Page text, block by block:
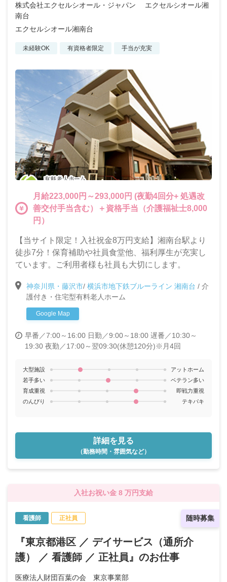
株式会社エクセルシオール・ジャパン エクセルシオール湘
南台
エクセルシオール湘南台
未経験OK 有資格者限定 手当が充実
月給223,000円～293,000円 (夜勤4回分+ 処遇改
善交付手当含む）＋資格手当（介護福祉士8,000
円）
【当サイト限定！入社祝金8万円支給】湘南台駅より
徒歩7分！保育補助や社員食堂他、福利厚生が充実し
ています。ご利用者様も社員も大切にします。
神奈川県・藤沢市/ 横浜市地下鉄ブルーライン 湘南台 / 介
護付き・住宅型有料老人ホーム
Google Map
早番／7:00～16:00 日勤／9:00～18:00 遅番／10:30～
19:30 夜勤／17:00～翌09:30(休憩120分)※月4回
大型施設
アットホーム
若手多い
ベテラン多い
育成重視
即戦力重視
のんびり
テキパキ
詳細を見る
（勤務時間・雰囲気など）
入社お祝い金 8 万円支給
随時募集
看護師 正社員
『東京都港区 ／ デイサービス（通所介
護） ／ 看護師 ／ 正社員』のお仕事
医療法人財団百葉の会 東京事業部